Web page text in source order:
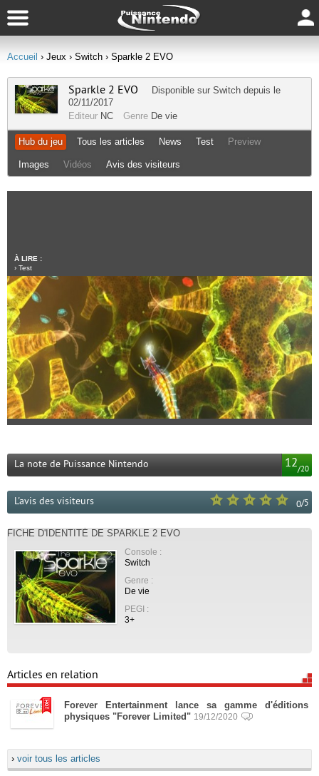
Accueil › Jeux › Switch › Sparkle 2 EVO
Sparkle 2 EVO Disponible sur Switch depuis le
02/11/2017
Editeur NC Genre De vie
Hub du jeu Tous les articles News Test Preview
Images Vidéos Avis des visiteurs
À LIRE :
› Test
12/20
La note de Puissance Nintendo
0/5
L'avis des visiteurs
FICHE D'IDENTITÉ DE SPARKLE 2 EVO
Console :
Switch
Genre :
De vie
PEGI :
3+
Articles en relation
Forever Entertainment lance sa gamme d'éditions
physiques "Forever Limited" 19/12/2020
› voir tous les articles